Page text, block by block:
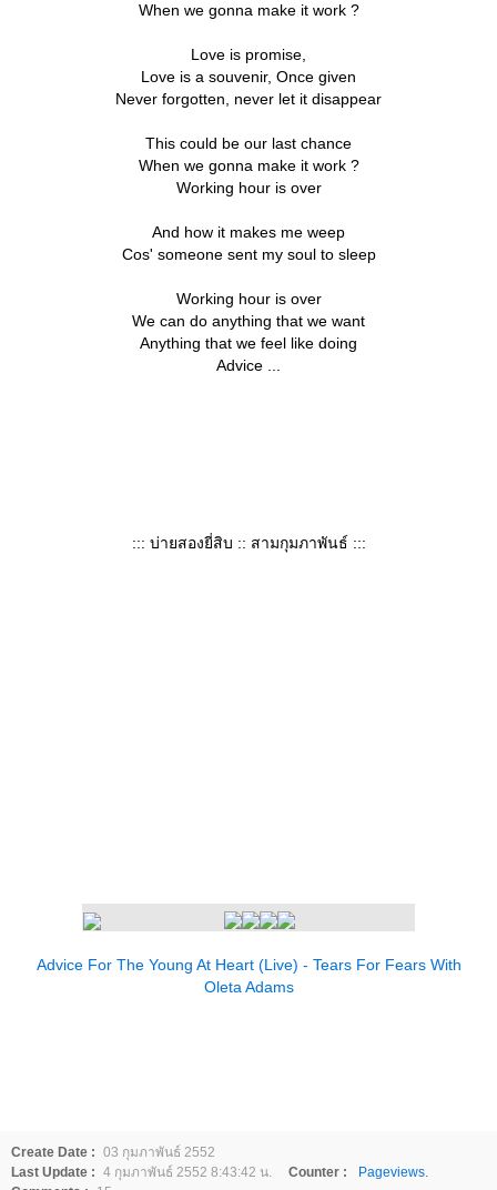
When we gonna make it work ?
Love is promise,
Love is a souvenir, Once given
Never forgotten, never let it disappear
This could be our last chance
When we gonna make it work ?
Working hour is over
And how it makes me weep
Cos' someone sent my soul to sleep
Working hour is over
We can do anything that we want
Anything that we feel like doing
Advice ...
::: บ่ายสองยี่สิบ :: สามกุมภาพันธ์ :::
Advice For The Young At Heart (Live) - Tears For Fears With
Oleta Adams
Create Date : 03 กุมภาพันธ์ 2552
Last Update : 4 กุมภาพันธ์ 2552 8:43:42 น. Counter :
Pageviews.